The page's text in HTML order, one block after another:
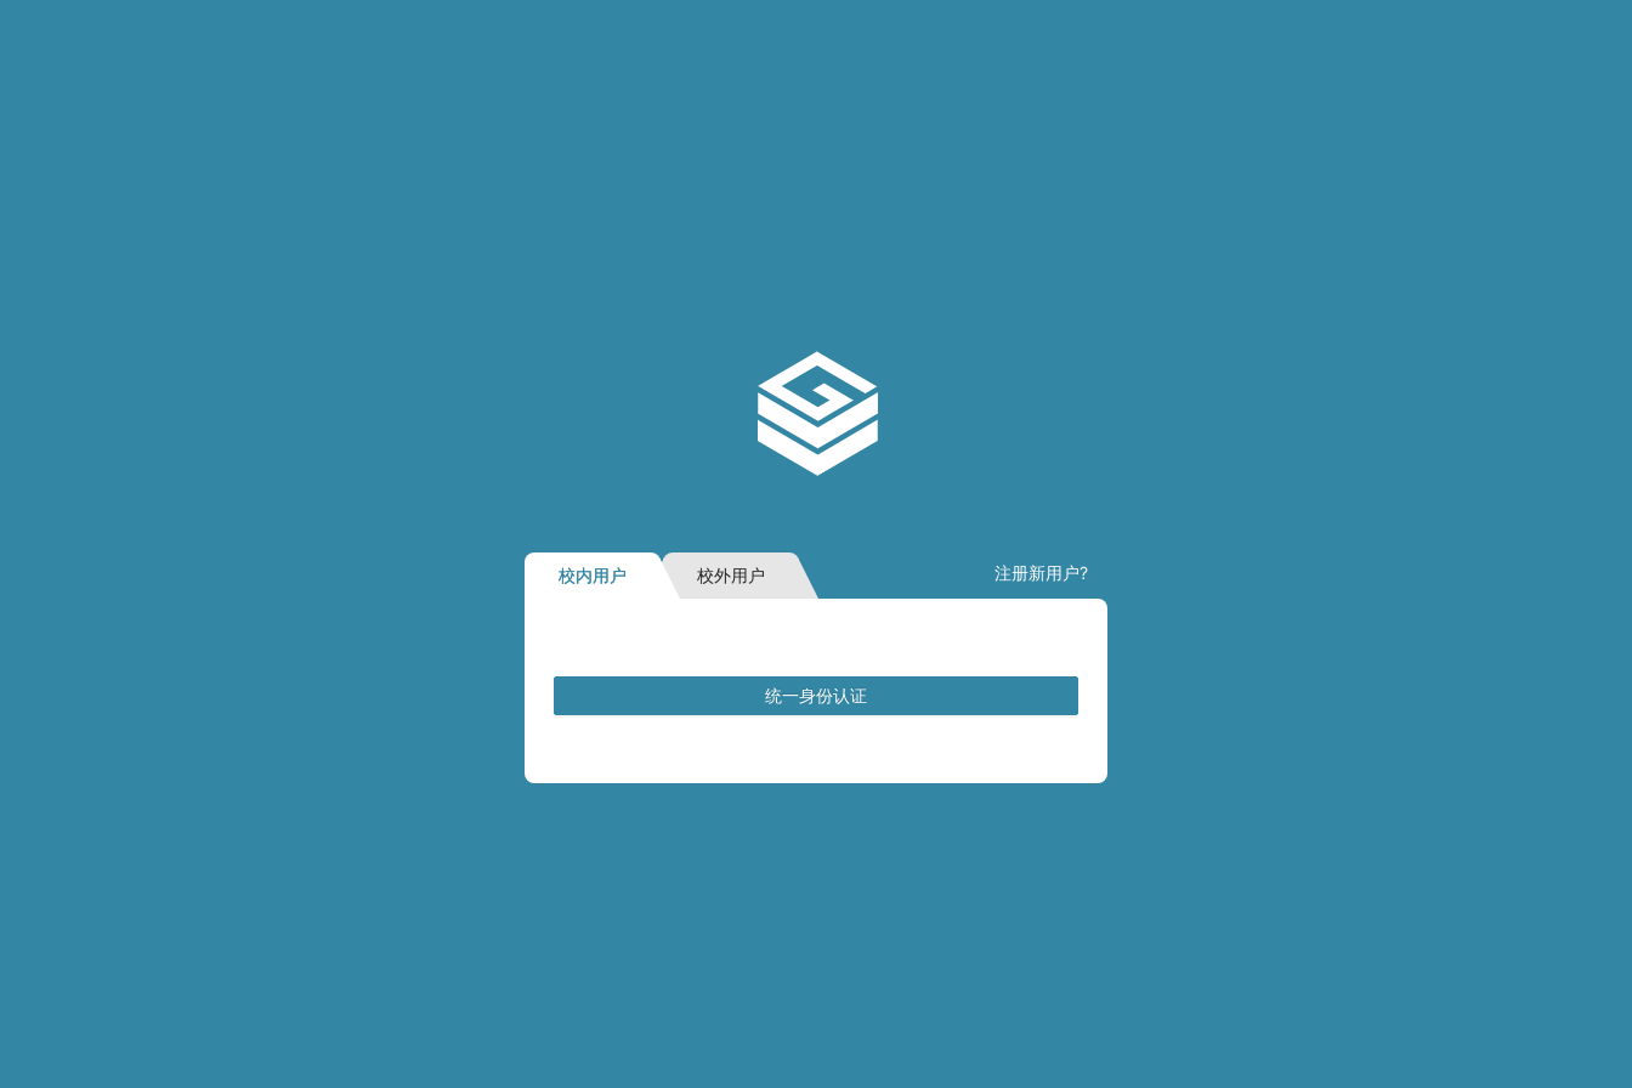
注册新用户?
校内用户 校外用户